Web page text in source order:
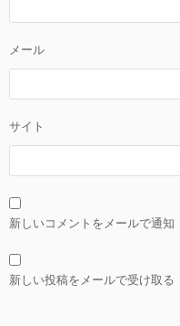
メール
サイト
新しいコメントをメールで通知
新しい投稿をメールで受け取る